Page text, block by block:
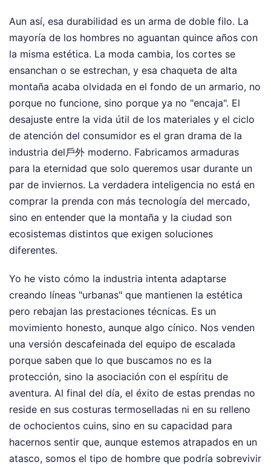
Aun así, esa durabilidad es un arma de doble filo. La
mayoría de los hombres no aguantan quince años con
la misma estética. La moda cambia, los cortes se
ensanchan o se estrechan, y esa chaqueta de alta
montaña acaba olvidada en el fondo de un armario, no
porque no funcione, sino porque ya no "encaja". El
desajuste entre la vida útil de los materiales y el ciclo
de atención del consumidor es el gran drama de la
industria del戶外 moderno. Fabricamos armaduras
para la eternidad que solo queremos usar durante un
par de inviernos. La verdadera inteligencia no está en
comprar la prenda con más tecnología del mercado,
sino en entender que la montaña y la ciudad son
ecosistemas distintos que exigen soluciones
diferentes.
Yo he visto cómo la industria intenta adaptarse
creando líneas "urbanas" que mantienen la estética
pero rebajan las prestaciones técnicas. Es un
movimiento honesto, aunque algo cínico. Nos venden
una versión descafeinada del equipo de escalada
porque saben que lo que buscamos no es la
protección, sino la asociación con el espíritu de
aventura. Al final del día, el éxito de estas prendas no
reside en sus costuras termoselladas ni en su relleno
de ochocientos cuins, sino en su capacidad para
hacernos sentir que, aunque estemos atrapados en un
atasco, somos el tipo de hombre que podría sobrevivir